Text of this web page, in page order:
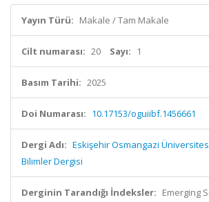
Yayın Türü: Makale / Tam Makale
Cilt numarası: 20 Sayı: 1
Basım Tarihi: 2025
Doi Numarası: 10.17153/oguiibf.1456661
Dergi Adı: Eskişehir Osmangazi
Bilimler Dergisi
Derginin Tarandığı İndeksler: Emerging